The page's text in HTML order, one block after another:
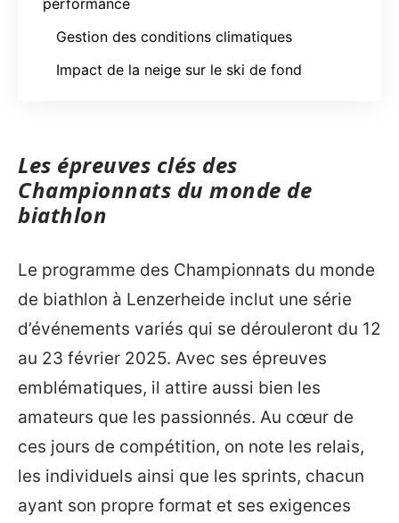
Gestion des conditions climatiques
Impact de la neige sur le ski de fond
Les épreuves clés des
Championnats du monde de
biathlon
Le programme des Championnats du monde
de biathlon à Lenzerheide inclut une série
d’événements variés qui se dérouleront du 12
au 23 février 2025. Avec ses épreuves
emblématiques, il attire aussi bien les
amateurs que les passionnés. Au cœur de
ces jours de compétition, on note les relais,
les individuels ainsi que les sprints, chacun
ayant son propre format et ses exigences